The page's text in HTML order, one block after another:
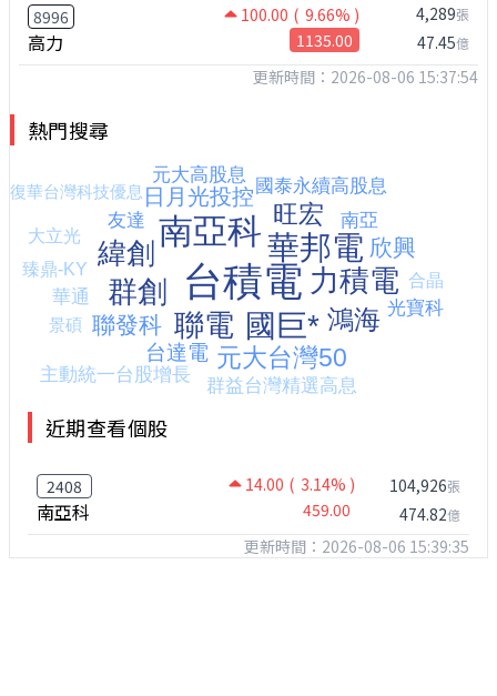
8996 100.00 ( 9.66% )
高力 1135.00
4,289張
47.45億
更新時間：2026-08-06 15:37:54
熱門搜尋
近期查看個股
2408 14.00 ( 3.14% )
南亞科 459.00
104,926張
474.82億
更新時間：2026-08-06 15:39:35